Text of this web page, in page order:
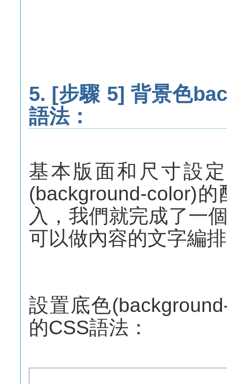
5. [步驟 5] 背景色
語法：
基本版面和尺寸設
(background-color)
入，我們就完成了一
可以做內容的文字編
設置底色
的CSS語法：